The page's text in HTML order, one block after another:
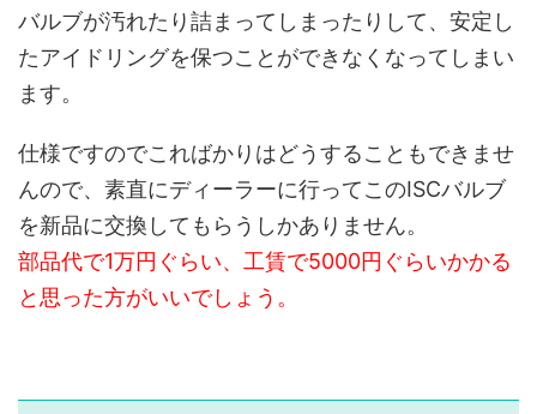
バルブが汚れたり詰まってしまったりして、安定し
たアイドリングを保つことができなくなってしまい
ます。
仕様ですのでこればかりはどうすることもできませ
んので、素直にディーラーに行ってこのISCバルブ
を新品に交換してもらうしかありません。
部品代で1万円ぐらい、工賃で5000円ぐらいかかる
と思った方がいいでしょう。